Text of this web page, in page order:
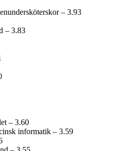
– 3.93
– 3.83
– 3.60
informatik – 3.59